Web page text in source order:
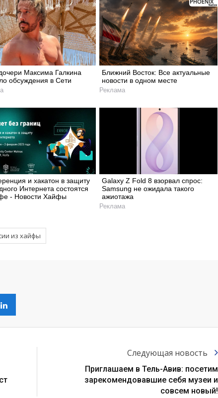
Максима Галкина
обсуждения в Сети
Ближний Восток: Все актуальные
новости в одном месте
Реклама
и хакатон в защиту
Интернета состоятся
- Новости Хайфы
Galaxy Z Fold 8 взорвал спрос:
Samsung не ожидала такого
ажиотажа
Реклама
из хайфы
Следующая новость
Приглашаем в Тель-Авив: посетим
зарекомендовавшие себя музеи и
совсем новый!